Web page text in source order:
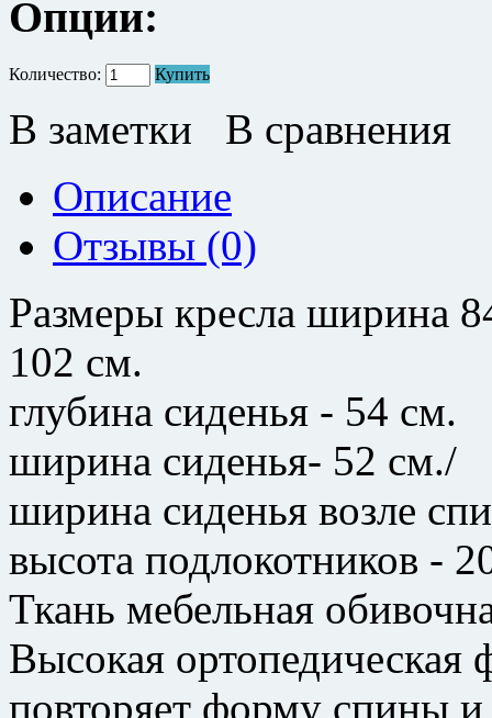
Опции:
Количество: Купить
В заметки
В сравнения
Описание
Отзывы (0)
Размеры кресла ширина
102 см.
глубина сиденья - 54 см.
ширина сиденья- 52 см./
ширина сиденья возле
высота подлокотников -
Ткань мебельная
Высокая ортопедическая
повторяет форму спины